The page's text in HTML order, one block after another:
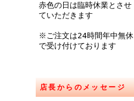
赤色の日は臨時休業とさせ
ていただきます
※ご注文は24時間年中無休
で受け付けております
店長からのメッセージ